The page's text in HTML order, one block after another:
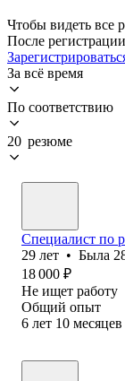
Чтобы видеть все
После
За всё время
По соответствию
20 резюме
Специалист по
29 лет • Была
18 000 ₽
Не ищет работу
Общий опыт
6 лет 10 месяцев